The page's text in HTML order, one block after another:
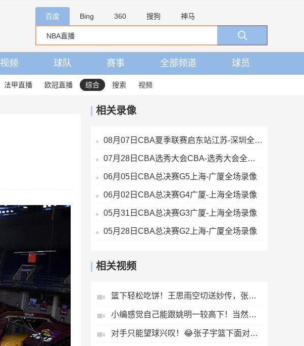
百度 Bing 360 搜狗 神马
视频 球队 赛事 全部频道 球员
法甲直播 欧冠直播 综合 搜索 视频
相关录像
08月07日CBA夏季联赛启东站江苏-深圳全场录像
07月28日CBA选秀大会CBA-选秀大会全场录像
06月05日CBA总决赛G5上海-广厦全场录像
06月02日CBA总决赛G4广厦-上海全场录像
05月31日CBA总决赛G3广厦-上海全场录像
05月28日CBA总决赛G2上海-广厦全场录像
相关视频
篮下轻松吃饼！王思雨空切送妙传，张子宇接球轻松上篮！
小编感觉自己能跟姚明一较高下！当然，说的是高尔夫🤣🤣
对手只能望球兴叹！😂张子宇篮下面对多人防守，二次进攻打进！